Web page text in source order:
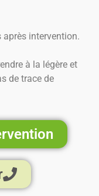
intervention.
à la légère et
de trace de